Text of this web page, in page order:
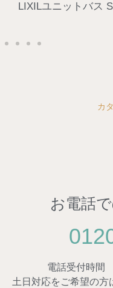
タカラスタンダード
カ
お電話
電話受付時間
土日対応をご希望の方